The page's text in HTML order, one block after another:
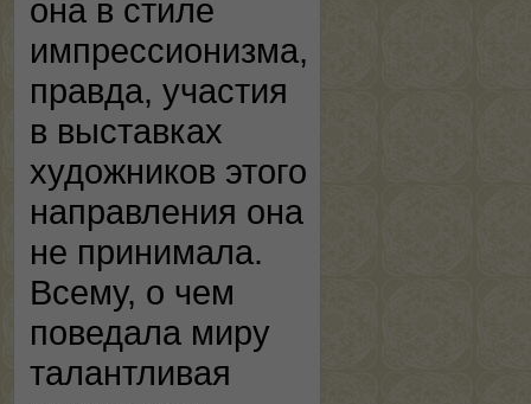
она в стиле
импрессионизма,
правда, участия
в выставках
художников этого
направления она
не принимала.
Всему, о чем
поведала миру
талантливая